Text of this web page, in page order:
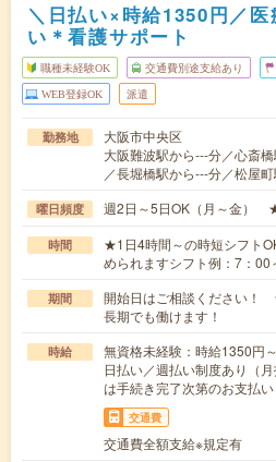
＼日払い×時給1350円／
い＊看護サポート
職種未経験OK 交通費別途支給あり
WEB登録OK 派遣
勤務地
大阪市中央区
大阪難波駅から---分／心斎
／長堀橋駅から---分／松屋
曜日頻度 週2日～5日OK（月～金）
時間
★1日4時間～の時短シフト
められますシフト例：7：
期間
開始日はご相談ください
長期でも働けます！
時給
無資格未経験：時給1350
日払い／週払い制度あり（
は手続き完了次第のお支払い
交通費
交通費全額支給※規定有